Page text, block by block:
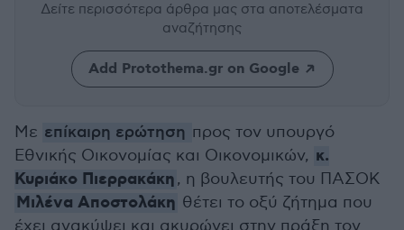
Δείτε περισσότερα άρθρα μας στα αποτελέσματα
αναζήτησης
Add Protothema.gr on Google
Με επίκαιρη ερώτηση προς τον υπουργό
Εθνικής Οικονομίας και Οικονομικών, κ.
Κυριάκο Πιερρακάκη, η βουλευτής του ΠΑΣΟΚ
Μιλένα Αποστολάκη θέτει το οξύ ζήτημα που
έχει ανακύψει και ακυρώνει στην πράξη τον